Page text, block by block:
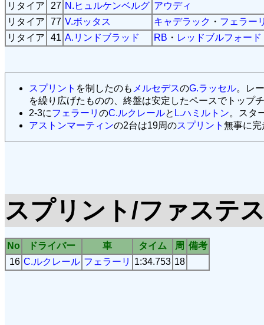
リタイア
27 N.ヒュルケンベルグ アウディ
リタイア
77 V.ボッタス キャデラック ・ フェラー
リタイア
41 A.リンドブラッド RB ・ レッドブルフォード
スプリント を制したのも メルセデスのG.ラッセル。レ
を繰り広げたものの、終盤は安定したペースでトップ
2-3にフェラーリ のC.ルクレールと L.ハミルトン。スタ
アストンマーティンの2台は19周のスプリント 無事に完
スプリント/ファステ
No ドライバー 車 タイム 周 備考
16 C.ルクレール フェラーリ 1:34.753 18